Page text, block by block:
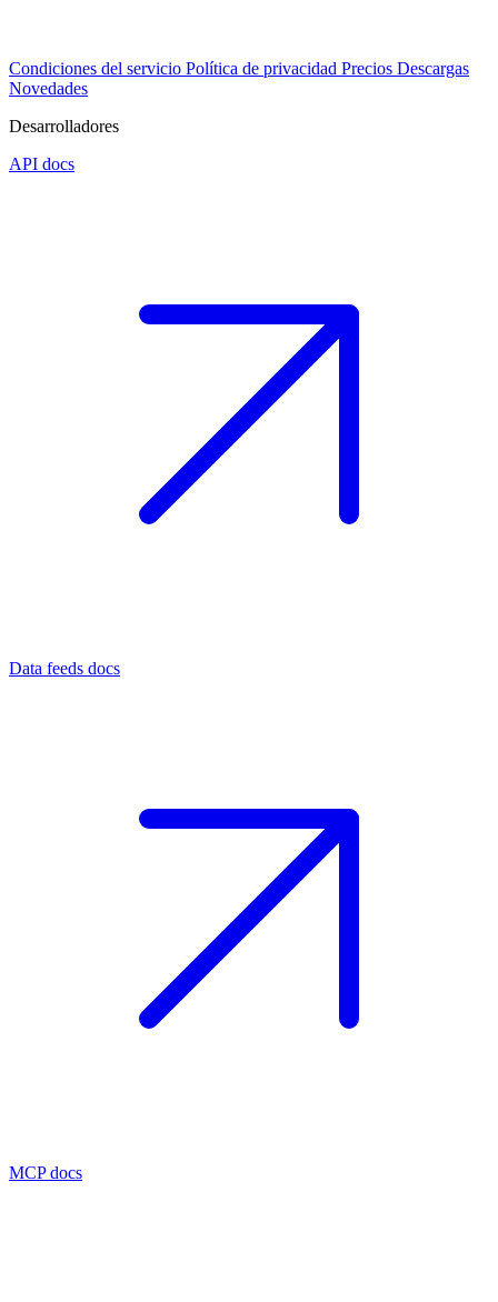
Condiciones del servicio Política de privacidad Precios Descargas
Novedades
Desarrolladores
API docs
Data feeds docs
MCP docs